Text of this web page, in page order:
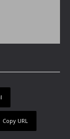
Copy URL